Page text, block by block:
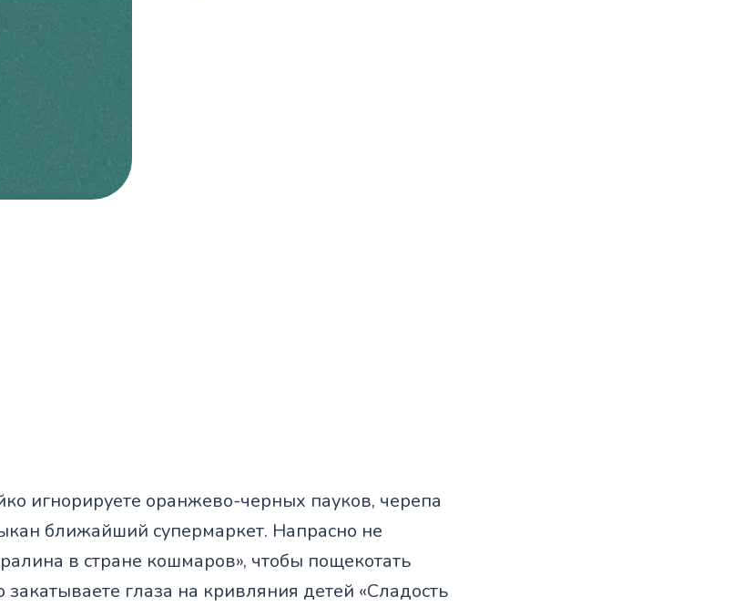
игнорируете оранжево-черных пауков, черепа
ближайший супермаркет. Напрасно не
в стране кошмаров», чтобы пощекотать
глаза на кривляния детей «Сладость